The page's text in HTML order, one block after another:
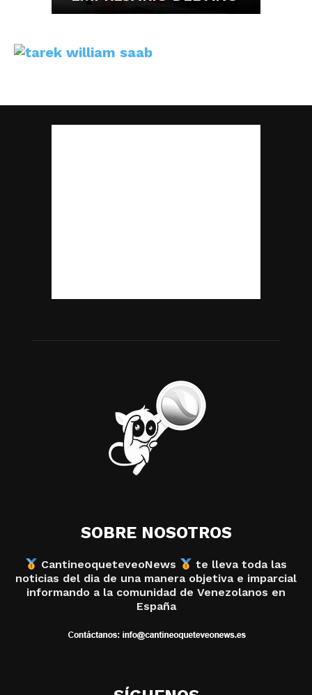
SOBRE NOSOTROS
CantineoqueteveoNews
te lleva toda las
noticias del dia de una manera objetiva e imparcial
informando a la comunidad de Venezolanos en
España